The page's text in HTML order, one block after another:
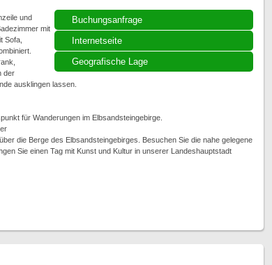
Buchungsanfrage
Internetseite
Geografische Lage
und
mit
Sofa,
der
ausklingen lassen.
für Wanderungen im Elbsandsteingebirge.
die Berge des Elbsandsteingebirges. Besuchen Sie die nahe gelegene
Sie einen Tag mit Kunst und Kultur in unserer Landeshauptstadt